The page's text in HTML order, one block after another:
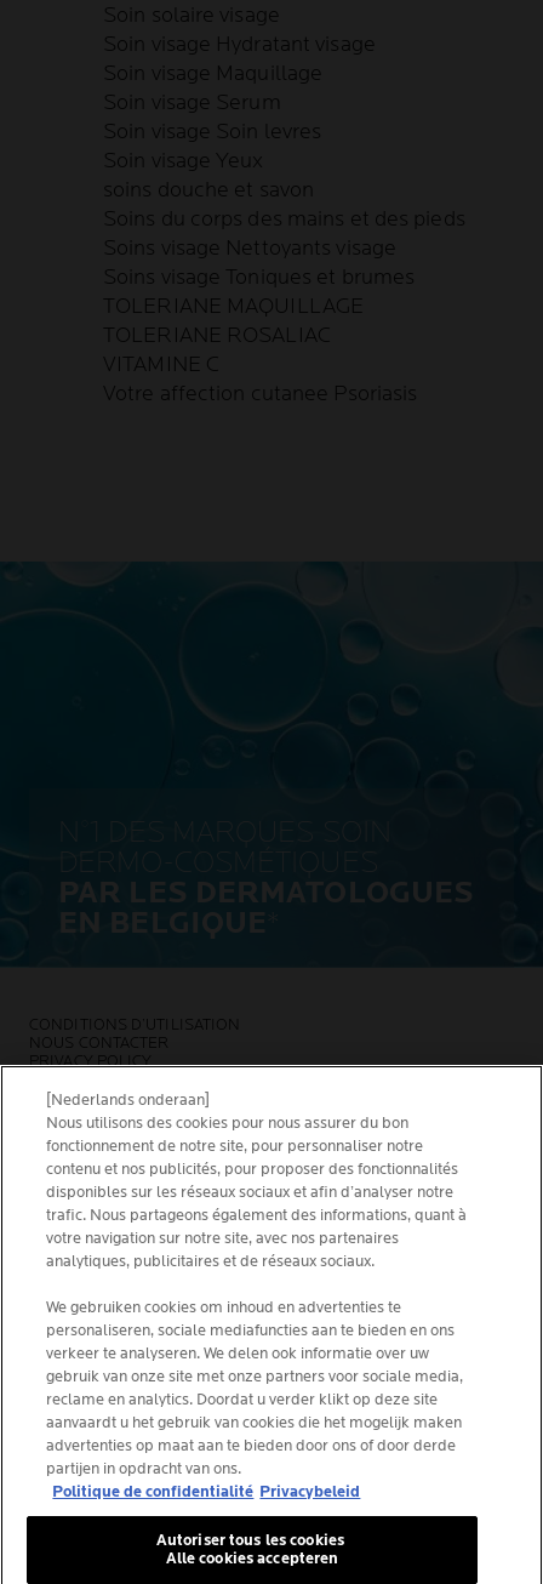
Soin solaire visage
Soin visage Hydratant visage
Soin visage Maquillage
Soin visage Serum
Soin visage Soin levres
Soin visage Yeux
soins douche et savon
Soins du corps des mains et des pieds
Soins visage Nettoyants visage
Soins visage Toniques et brumes
TOLERIANE MAQUILLAGE
TOLERIANE ROSALIAC
VITAMINE C
Votre affection cutanee Psoriasis
N°1 DES MARQUES SOIN
DERMO-COSMÉTIQUES
PAR LES DERMATOLOGUES
EN BELGIQUE
CONDITIONS D’UTILISATION
NOUS CONTACTER
PRIVACY POLICY
COOKIES POLICY
NEWSLETTER
FOUNDATION LA ROCHE-POSAY
CHOISIS TON PAYS
La Roche-Posay Laboratoire Dermatologique CAI
86270 La Roche-Posay France
[email protected]
*IQVIA NPA, dermo-cosmétiques, canal pharmacie
Belgique, volume de produits prescrits par les
dermatologues. YTD 08/2025, Belgique
[Nederlands onderaan]
Nous utilisons des cookies pour nous assurer du bon
fonctionnement de notre site, pour personnaliser notre
contenu et nos publicités, pour proposer des fonctionnalités
disponibles sur les réseaux sociaux et afin d’analyser notre
trafic. Nous partageons également des informations, quant à
votre navigation sur notre site, avec nos partenaires
analytiques, publicitaires et de réseaux sociaux.
We gebruiken cookies om inhoud en advertenties te
personaliseren, sociale mediafuncties aan te bieden en ons
verkeer te analyseren. We delen ook informatie over uw
gebruik van onze site met onze partners voor sociale media,
reclame en analytics. Doordat u verder klikt op deze site
aanvaardt u het gebruik van cookies die het mogelijk maken
advertenties op maat aan te bieden door ons of door derde
partijen in opdracht van ons.
Politique de confidentialité Privacybeleid
Autoriser tous les cookies
Alle cookies accepteren